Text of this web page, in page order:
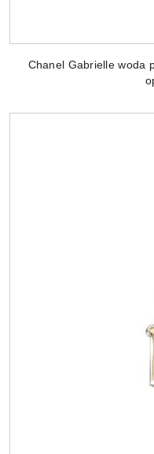
Chanel Gabrielle woda